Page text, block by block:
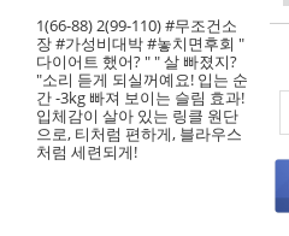
1(66-88) 2(99-110) #무조건소
장 #가성비대박 #놓치면후회 "
다이어트 했어? " " 살 빠졌지?
"소리 듣게 되실꺼예요! 입는 순
간 -3kg 빠져 보이는 슬림 효과!
입체감이 살아 있는 링클 원단
으로, 티처럼 편하게, 블라우스
처럼 세련되게!